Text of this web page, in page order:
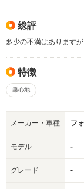
総評
多少の不満はあります
特徴
乗心地
メーカー・車種 フ
モデル -
グレード -